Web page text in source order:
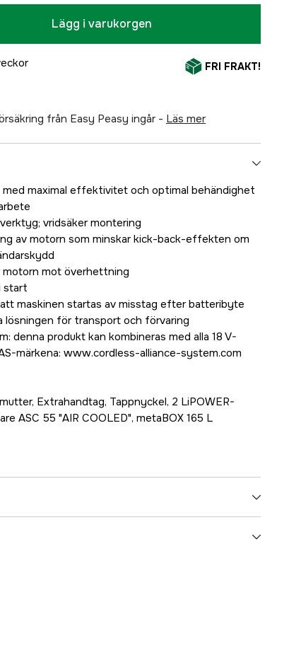
Lägg i varukorgen
FRI FRAKT!
från Easy Peasy ingår - läs mer
maximal effektivitet och optimal behändighet
vridsäker montering
av motorn som minskar kick-back-effekten om
mot överhettning
start
maskinen startas av misstag efter batteribyte
lösningen för transport och förvaring
denna produkt kan kombineras med alla 18 V-
märkena: www.cordless-alliance-system.com
Extrahandtag, Tappnyckel, 2 LiPOWER-
ASC 55 "AIR COOLED", metaBOX 165 L